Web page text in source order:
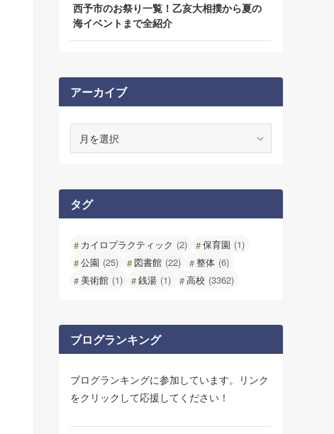
西予市のお祭り一覧！乙亥大相撲から夏の
海イベントまで全紹介
アーカイブ
ブ
タグ
カイロプラクティック (2) 保育園 (1)
公園 (25) 図書館 (22) 整体 (6)
美術館 (1) 銭湯 (1) 高校 (3362)
ブログランキング
ブログランキングに参加しています。リンク
をクリックして応援してください！